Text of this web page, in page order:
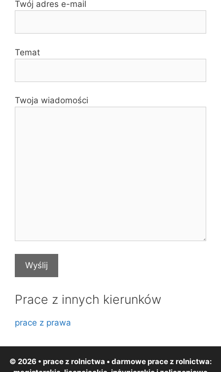
Twój adres e-mail
Temat
Twoja wiadomości
Prace z innych kierunków
prace z prawa
© 2026 • prace z rolnictwa • darmowe prace z rolnictwa: